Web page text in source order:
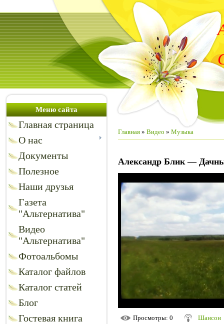
Меню сайта
Главная страница
О нас
Документы
Полезное
Наши друзья
Газета
"Альтернатива"
Видео
"Альтернатива"
Фотоальбомы
Каталог файлов
Каталог статей
Блог
Гостевая книга
Главная » Видео » Музыка
Александр Блик —
Просмотры: 0 Шансон